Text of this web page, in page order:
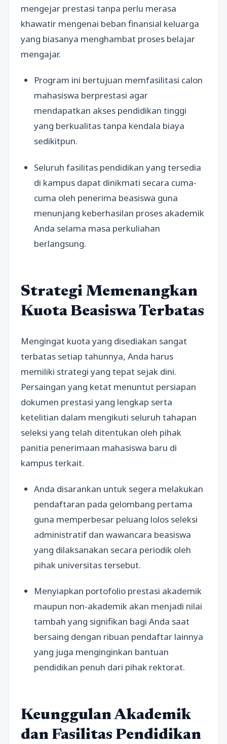
mengejar prestasi tanpa perlu merasa
khawatir mengenai beban finansial keluarga
yang biasanya menghambat proses belajar
mengajar.
Program ini bertujuan memfasilitasi calon
mahasiswa berprestasi agar
mendapatkan akses pendidikan tinggi
yang berkualitas tanpa kendala biaya
sedikitpun.
Seluruh fasilitas pendidikan yang tersedia
di kampus dapat dinikmati secara cuma-
cuma oleh penerima beasiswa guna
menunjang keberhasilan proses akademik
Anda selama masa perkuliahan
berlangsung.
Strategi Memenangkan
Kuota Beasiswa Terbatas
Mengingat kuota yang disediakan sangat
terbatas setiap tahunnya, Anda harus
memiliki strategi yang tepat sejak dini.
Persaingan yang ketat menuntut persiapan
dokumen prestasi yang lengkap serta
ketelitian dalam mengikuti seluruh tahapan
seleksi yang telah ditentukan oleh pihak
panitia penerimaan mahasiswa baru di
kampus terkait.
Anda disarankan untuk segera melakukan
pendaftaran pada gelombang pertama
guna memperbesar peluang lolos seleksi
administratif dan wawancara beasiswa
yang dilaksanakan secara periodik oleh
pihak universitas tersebut.
Menyiapkan portofolio prestasi akademik
maupun non-akademik akan menjadi nilai
tambah yang signifikan bagi Anda saat
bersaing dengan ribuan pendaftar lainnya
yang juga menginginkan bantuan
pendidikan penuh dari pihak rektorat.
Keunggulan Akademik
dan Fasilitas Pendidikan